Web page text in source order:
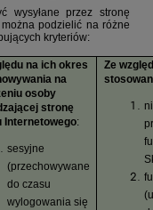
wysyłane przez stronę
podzielić na różne
kryteriów:
na ich okres
na
osoby
stronę
Internetowego:
sesyjne
(przechowywane
do czasu
wylogowania się
Ze